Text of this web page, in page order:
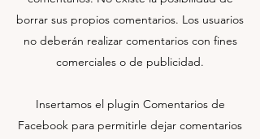
borrar sus propios comentarios. Los usuarios
no deberán realizar comentarios con fines
comerciales o de publicidad.
Insertamos el plugin Comentarios de
Facebook para permitirle dejar comentarios